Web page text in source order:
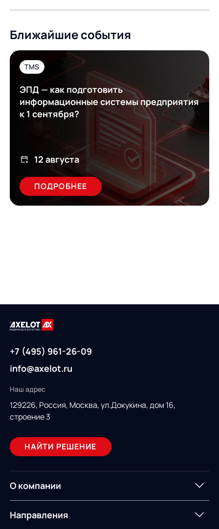
Ближайшие события
TMS
ЭПД — как подготовить
информационные системы предприятия
к 1 сентября?
12 августа
ПОДРОБНЕЕ
+7 (495) 961-26-09
info@axelot.ru
Наш адрес
129226, Россия, Москва, ул.Докукина, дом 16,
строение 3
НАЙТИ РЕШЕНИЕ
О компании
О компании
Направления